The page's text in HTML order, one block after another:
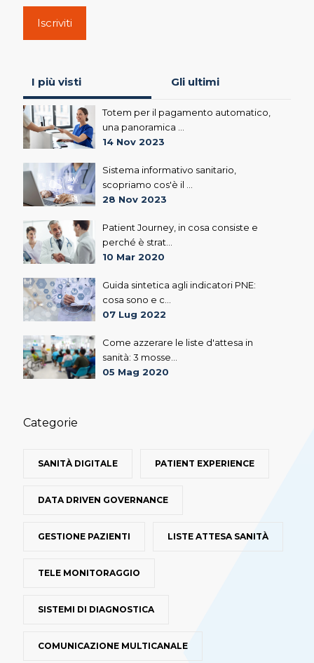
Iscriviti
I più visti Gli ultimi
Totem per il pagamento automatico,
una panoramica ...
14 Nov 2023
Sistema informativo sanitario,
scopriamo cos'è il ...
28 Nov 2023
Patient Journey, in cosa consiste e
perché è strat...
10 Mar 2020
Guida sintetica agli indicatori PNE:
cosa sono e c...
07 Lug 2022
Come azzerare le liste d'attesa in
sanità: 3 mosse...
05 Mag 2020
Categorie
SANITÀ DIGITALE PATIENT EXPERIENCE
DATA DRIVEN GOVERNANCE
GESTIONE PAZIENTI LISTE ATTESA SANITÀ
TELE MONITORAGGIO
SISTEMI DI DIAGNOSTICA
COMUNICAZIONE MULTICANALE